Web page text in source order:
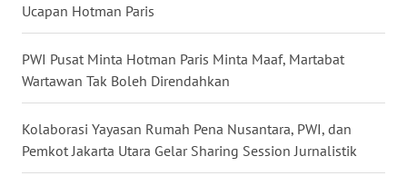
Ucapan Hotman Paris
PWI Pusat Minta Hotman Paris Minta Maaf, Martabat
Wartawan Tak Boleh Direndahkan
Kolaborasi Yayasan Rumah Pena Nusantara, PWI, dan
Pemkot Jakarta Utara Gelar Sharing Session Jurnalistik
WN
KALTENG
WN
KALTARA
WN